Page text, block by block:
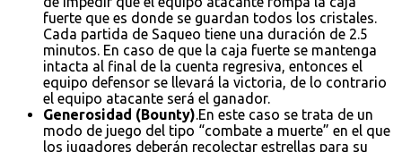
fuerte que es donde se guardan todos los cristales.
Cada partida de Saqueo tiene una duración de 2.5
minutos. En caso de que la caja fuerte se mantenga
intacta al final de la cuenta regresiva, entonces el
equipo defensor se llevará la victoria, de lo contrario
el equipo atacante será el ganador.
Generosidad (Bounty).En este caso se trata de un
modo de juego del tipo “combate a muerte” en el que
los jugadores deberán recolectar estrellas para su